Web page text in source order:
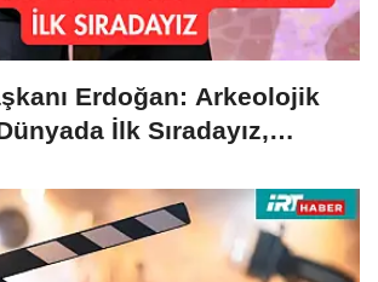
Erdoğan: Arkeolojik
İlk Sıradayız,